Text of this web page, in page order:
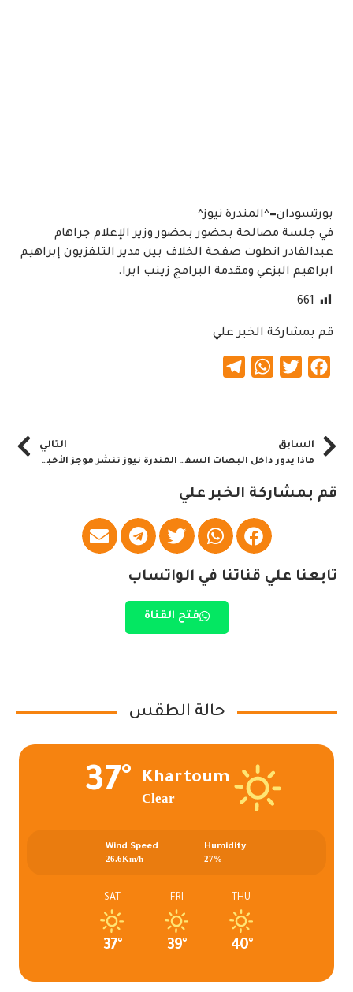
بورتسودان=^المندرة نيوز^
في جلسة مصالحة بحضور بحضور وزير الإعلام جراهام
عبدالقادر انطوت صفحة الخلاف بين مدير التلفزيون إبراهيم
ابراهيم البزعي ومقدمة البرامج زينب ايرا.
661
قم بمشاركة الخبر علي
Facebook
Twitter
WhatsApp
السابق
ماذا يدور داخل البصات السفرية بشرق السودان
التالي
المندرة نيوز تنشر موجز الأخبار العالمية اليوم الخميس فلسطين :
قم بمشاركة الخبر علي
تابعنا علي قناتنا في الواتساب
فتح القناة
حالة الطقس
Khartoum
Clear
37°
Humidity
27%
Wind Speed
26.6Km/h
THU
40°
FRI
39°
SAT
37°